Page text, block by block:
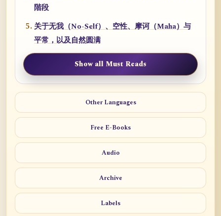
階段
关于无我（No-Self）、空性、摩诃（Maha）与
平常，以及自然圆满
Show all Must Reads
Other Languages
Free E-Books
Audio
Archive
Labels